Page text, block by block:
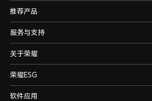
推荐产品
服务与支持
关于荣耀
荣耀ESG
软件应用